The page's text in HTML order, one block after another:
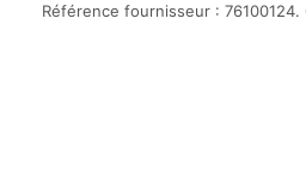
Référence fournisseur :